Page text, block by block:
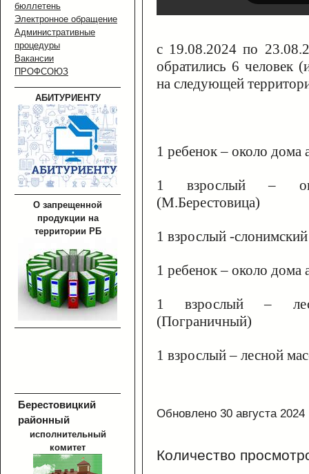
бюллетень
Электронное обращение
Административные
процедуры
Вакансии
ПРОФСОЮЗ
АБИТУРИЕНТУ
О запрещенной
продукции на
территории РБ
Берестовицкий
районный
исполнительный
комитет
с 19.08.2024 по
обратились 6 человек
на следующей
1 ребенок – около
1 взрослый –
(М.Берестовица)
1 взрослый -
1 ребенок – около
1 взрослый –
(Пограничный)
1 взрослый – лесной
Обновлено 30 августа 2024
Количество